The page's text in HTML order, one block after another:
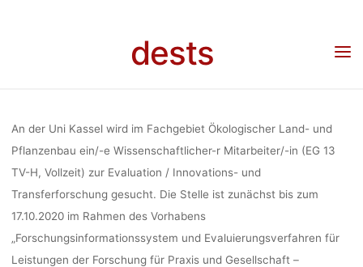
dests
R
13 TV-H),
Stellenangebot: Wissenschaftliche/-r Mitarbeiter/-in (EG 13
An der Uni Kassel wird im Fach­ge­biet Öko­lo­gi­scher Land- und
Pflan­zen­bau ein/-e Wissenschaftlicher-r Mitarbeiter/-in (EG 13
TV-H, Vollzeit) zur Evaluation / Innovations- und
Transferforschung gesucht. Die Stelle ist zunächst bis zum
17.10.2020 im Rahmen des Vorhabens
„Forschungsinformationssystem und Evaluierungsverfahren für
Leistungen der Forschung für Praxis und Gesellschaft –